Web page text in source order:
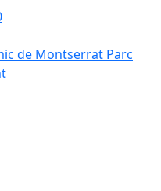
de Montserrat Parc